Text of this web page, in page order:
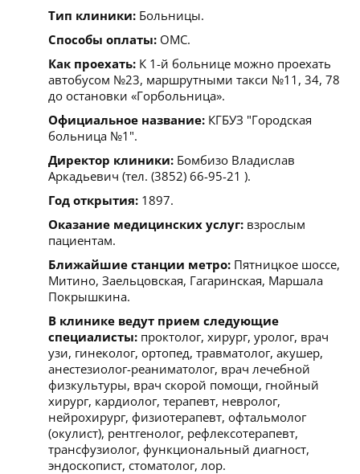
Тип клиники: Больницы.
Способы оплаты: ОМС.
Как проехать: К 1-й больнице можно проехать
автобусом №23, маршрутными такси №11, 34, 78
до остановки «Горбольница».
Официальное название: КГБУЗ "Городская
больница №1".
Директор клиники: Бомбизо Владислав
Аркадьевич (тел. (3852) 66-95-21 ).
Год открытия: 1897.
Оказание медицинских услуг: взрослым
пациентам.
Ближайшие станции метро: Пятницкое шоссе,
Митино, Заельцовская, Гагаринская, Маршала
Покрышкина.
В клинике ведут прием следующие
специалисты: проктолог, хирург, уролог, врач
узи, гинеколог, ортопед, травматолог, акушер,
анестезиолог-реаниматолог, врач лечебной
физкультуры, врач скорой помощи, гнойный
хирург, кардиолог, терапевт, невролог,
нейрохирург, физиотерапевт, офтальмолог
(окулист), рентгенолог, рефлексотерапевт,
трансфузиолог, функциональный диагност,
эндоскопист, стоматолог, лор.